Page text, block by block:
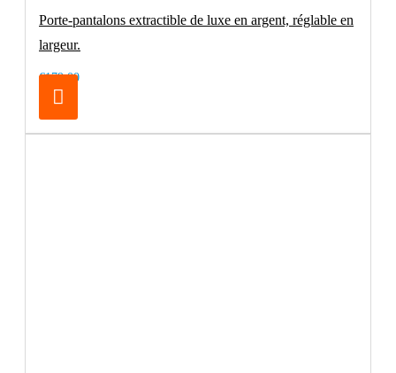
Porte-pantalons extractible de luxe en argent, réglable en
largeur.
€179.00